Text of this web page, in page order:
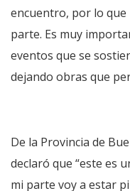
encuentro, por lo que
parte. Es muy
eventos que se
dejando obras que
De la Provincia de
declaró que “este es
mi parte voy a estar